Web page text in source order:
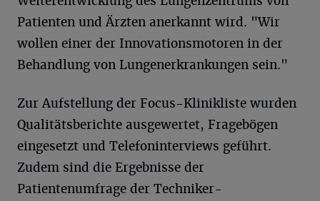
Patienten und Ärzten anerkannt wird. "Wir
wollen einer der Innovationsmotoren in der
Behandlung von Lungenerkrankungen sein."
Zur Aufstellung der Focus-Klinikliste wurden
Qualitätsberichte ausgewertet, Fragebögen
eingesetzt und Telefoninterviews geführt.
Zudem sind die Ergebnisse der
Patientenumfrage der Techniker-